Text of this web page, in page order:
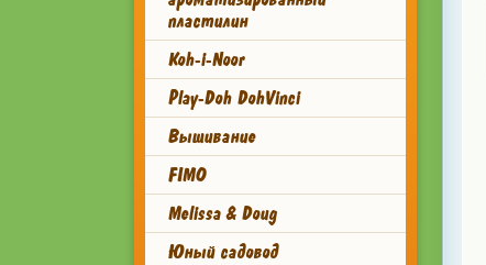
пластилин
Koh-i-Noor
Play-Doh DohVinci
Вышивание
FIMO
Melissa & Doug
Юный садовод